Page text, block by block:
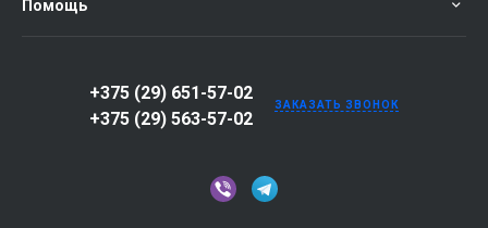
Помощь
+375 (29) 651-57-02
+375 (29) 563-57-02
ЗАКАЗАТЬ ЗВОНОК